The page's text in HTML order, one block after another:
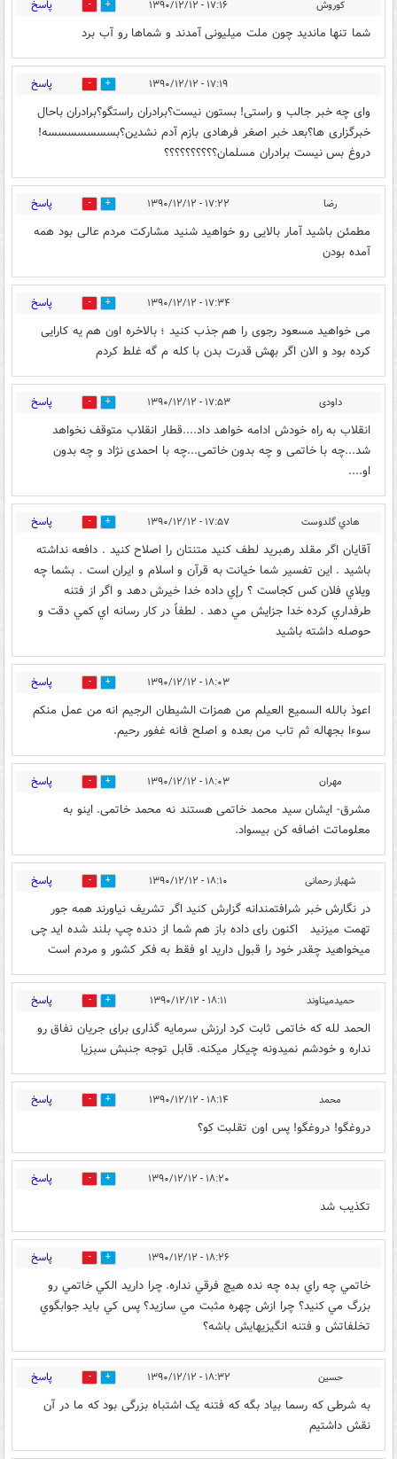
کوروش ۱۷:۱۶ - ۱۳۹۰/۱۲/۱۲ 0 پاسخ
شما تنها ماندید چون ملت میلیونی آمدند و شماها رو آب برد
۱۷:۱۹ - ۱۳۹۰/۱۲/۱۲ 0 پاسخ
وای چه خبر جالب و راستی! بستون نیست؟برادران راستگو؟برادران باحال
خبرگزاری ها؟بعد خبر اصغر فرهادی بازم آدم نشدین؟بسسسسسسسه!
دروغ بس نیست برادران مسلمان؟؟؟؟؟؟؟؟؟؟
رضا ۱۷:۲۲ - ۱۳۹۰/۱۲/۱۲ 0 پاسخ
مطمئن باشید آمار بالایی رو خواهید شنید مشارکت مردم عالی بود همه
آمده بودن
۱۷:۳۴ - ۱۳۹۰/۱۲/۱۲ 0 پاسخ
می خواهید مسعود رجوی را هم جذب کنید ؛ بالاخره اون هم یه کارایی
کرده بود و الان اگر بهش قدرت بدن با کله م گه غلط کردم
داودی ۱۷:۵۳ - ۱۳۹۰/۱۲/۱۲ 0 پاسخ
انقلاب به راه خودش ادامه خواهد داد....قطار انقلاب متوقف نخواهد
شد...چه با خاتمی و چه بدون خاتمی...چه با احمدی نژاد و چه بدون
او....
هادي گلدوست ۱۷:۵۷ - ۱۳۹۰/۱۲/۱۲ 0 پاسخ
آقايان اگر مقلد رهبريد لطف كنيد متنتان را اصلاح كنيد . دافعه نداشته
باشيد . اين تفسير شما خيانت به قرآن و اسلام و ايران است . بشما چه
ويلاي فلان كس كجاست ؟ رإي داده خدا خيرش دهد و اگر از فتنه
طرفداري كرده خدا جزايش مي دهد . لطفاً در كار رسانه اي كمي دقت و
حوصله داشته باشيد
۱۸:۰۳ - ۱۳۹۰/۱۲/۱۲ 0 پاسخ
اعوذ بالله السمیع العیلم من همزات الشیطان الرجیم انه من عمل منکم
سوءا بجهاله ثم تاب من بعده و اصلح فانه غفور رحیم.
مهران ۱۸:۰۳ - ۱۳۹۰/۱۲/۱۲ 0 پاسخ
مشرق- ایشان سید محمد خاتمی هستند نه محمد خاتمی. اینو به
معلوماتت اضافه کن بیسواد.
شهباز‏ ‏رحمانی ۱۸:۱۰ - ۱۳۹۰/۱۲/۱۲ 0 پاسخ
در‏ ‏نگارش‏ ‏خبر‏ ‏شرافتمندانه‏ ‏گزارش‏ ‏کنید‏ ‏اگر‏ ‏تشریف‏ ‏نیاورند‏ ‏همه‏ ‏جور‏
‏تهمت‏ ‏میزنید‏ ‏‏ ‏‏ ‏اکنون‏ ‏رای‏ ‏داده‏ ‏باز‏ ‏هم‏ ‏شما‏ ‏از‏ ‏دنده‏ ‏چپ‏ ‏بلند‏ ‏شده‏ ‏اید‏ ‏چی‏
‏میخواهید‏ ‏چقدر‏ ‏خود‏ ‏را‏ ‏قبول‏ ‏دارید‏ ‏او‏ ‏فقط‏ ‏به‏ ‏فکر‏ ‏کشور‏ ‏و‏ ‏مردم‏ ‏است‏ ‏
حمیدمیناوند ۱۸:۱۱ - ۱۳۹۰/۱۲/۱۲ 0 پاسخ
الحمد لله که خاتمی ثابت کرد ارزش سرمایه گذاری برای جریان نفاق رو
نداره و خودشم نمیدونه چیکار میکنه. قابل توجه جنبش سبزیا
محمد ۱۸:۱۴ - ۱۳۹۰/۱۲/۱۲ 0 پاسخ
دروغگو! دروغگو! پس اون تقلبت کو؟
۱۸:۲۰ - ۱۳۹۰/۱۲/۱۲ 0 پاسخ
تکذیب شد
۱۸:۲۶ - ۱۳۹۰/۱۲/۱۲ 0 پاسخ
خاتمي چه راي بده چه نده هيچ فرقي نداره. چرا داريد الكي خاتمي رو
بزرگ مي كنيد؟ چرا ازش چهره مثبت مي سازيد؟ پس كي بايد جوابگوي
تخلفاتش و فتنه انگيزيهايش باشه؟
حسین ۱۸:۳۲ - ۱۳۹۰/۱۲/۱۲ 0 پاسخ
به شرطی که رسما بیاد بگه که فتنه یک اشتباه بزرگی بود که ما در آن
نقش داشتیم